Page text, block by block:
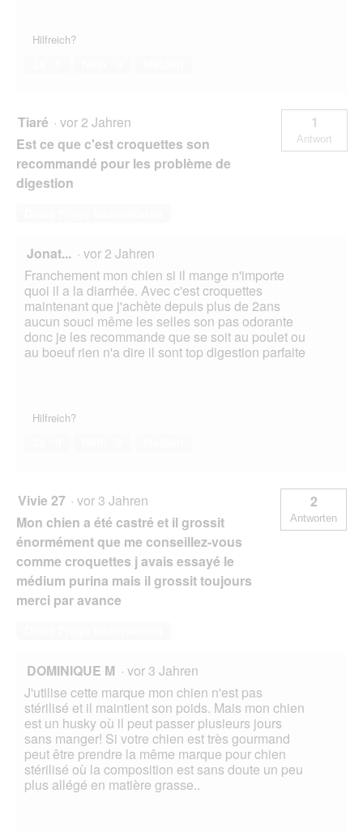
Hilfreich?
Tiaré · vor 2 Jahren
Est ce que c'est croquettes son
recommandé pour les problème de
digestion
1
Antwort
Jonat... · vor 2 Jahren
Franchement mon chien si il mange n'importe
quoi il a la diarrhée. Avec c'est croquettes
maintenant que j'achète depuis plus de 2ans
aucun souci même les selles son pas odorante
donc je les recommande que se soit au poulet ou
au boeuf rien n'a dire il sont top digestion parfaite
Hilfreich?
Vivie 27 · vor 3 Jahren
Mon chien a été castré et il grossit
énormément que me conseillez-vous
comme croquettes j avais essayé le
médium purina mais il grossit toujours
merci par avance
2
Antworten
DOMINIQUE M · vor 3 Jahren
J'utilise cette marque mon chien n'est pas
stérilisé et il maintient son poids. Mais mon chien
est un husky où il peut passer plusieurs jours
sans manger! Si votre chien est très gourmand
peut être prendre la même marque pour chien
stérilisé où la composition est sans doute un peu
plus allégé en matière grasse..